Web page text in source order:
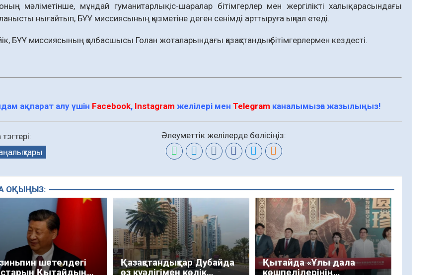
мәліметінше, мұндай гуманитарлық іс-шаралар бітімгерлер мен жергілікті халық арасындағы
нығайтып, БҰҰ миссиясының қызметіне деген сенімді арттыруға ықпал етеді.
БҰҰ миссиясының қолбасшысы Голан жоталарындағы қазақстандық бітімгерлермен кездесті.
ақпарат алу үшін Facebook, Instagram желілері менTelegram каналымызға жазылыңыз!
Әлеуметтік желілерде бөлісіңіз:
ОҚЫҢЫЗ:
шетелдегі
Қытайдың
Қазақстандықтар Дубайда
өз куәлігімен көлік
Қытайда «Ұлы дала
көшпелілерінің